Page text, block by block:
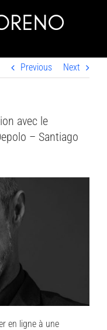
Previous Next
avec le
– Santiago
en ligne à une